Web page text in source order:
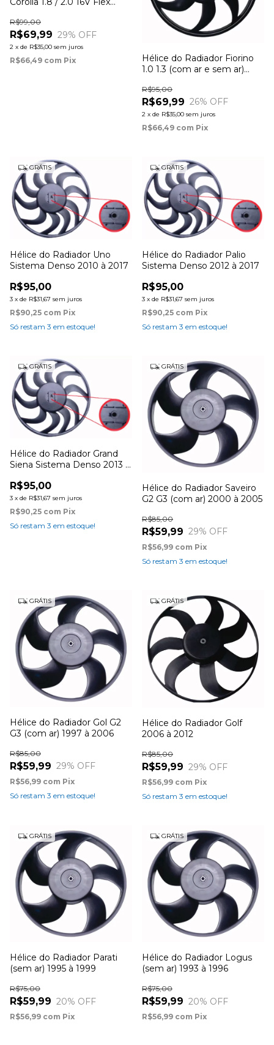
R$69,99
R$99,00
29% OFF
2 x de R$35,00 sem juros
R$66,49 com Pix
Hélice do Radiador Fiorino
1.0 1.3 (com ar e sem ar)
R$69,99
R$95,00
26% OFF
2 x de R$35,00 sem juros
R$66,49 com Pix
GRÁTIS
Hélice do Radiador Uno
Sistema Denso 2010 à 2017
R$95,00
3 x de R$31,67 sem juros
R$90,25 com Pix
Só restam 3 em estoque!
GRÁTIS
Hélice do Radiador Palio
Sistema Denso 2012 à 2017
R$95,00
3 x de R$31,67 sem juros
R$90,25 com Pix
Só restam 3 em estoque!
GRÁTIS
Hélice do Radiador Grand
Siena Sistema Denso 2013 à
R$95,00
3 x de R$31,67 sem juros
R$90,25 com Pix
Só restam 3 em estoque!
GRÁTIS
Hélice do Radiador Saveiro
G2 G3 (com ar) 2000 à 2005
R$59,99
R$85,00
29% OFF
R$56,99 com Pix
Só restam 3 em estoque!
GRÁTIS
Hélice do Radiador Gol G2
G3 (com ar) 1997 à 2006
R$59,99
R$85,00
29% OFF
R$56,99 com Pix
Só restam 3 em estoque!
GRÁTIS
Hélice do Radiador Golf
2006 à 2012
R$59,99
R$85,00
29% OFF
R$56,99 com Pix
Só restam 3 em estoque!
GRÁTIS
Hélice do Radiador Parati
(sem ar) 1995 à 1999
R$59,99
R$75,00
20% OFF
R$56,99 com Pix
GRÁTIS
Hélice do Radiador Logus
(sem ar) 1993 à 1996
R$59,99
R$75,00
20% OFF
R$56,99 com Pix